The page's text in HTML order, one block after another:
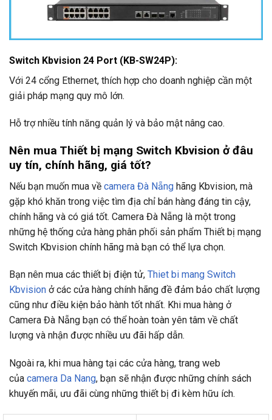
Switch Kbvision 24 Port (KB-SW24P):
Với 24 cổng Ethernet, thích hợp cho doanh nghiệp cần một
giải pháp mạng quy mô lớn.
Hỗ trợ nhiều tính năng quản lý và bảo mật nâng cao.
Nên mua Thiết bị mạng Switch Kbvision ở đâu
uy tín, chính hãng, giá tốt?
Nếu bạn muốn mua về camera Đà Nẵng hãng Kbvision, mà
gặp khó khăn trong việc tìm địa chỉ bán hàng đáng tin cậy,
chính hãng và có giá tốt. Camera Đà Nẵng là một trong
những hệ thống cửa hàng phân phối sản phẩm Thiết bị mạng
Switch Kbvision chính hãng mà bạn có thể lựa chọn.
Bạn nên mua các thiết bị điện tử, Thiet bi mang Switch
Kbvision ở các cửa hàng chính hãng đề đảm bảo chất lượng
cũng như điều kiện bảo hành tốt nhất. Khi mua hàng ở
Camera Đà Nẵng bạn có thể hoàn toàn yên tâm về chất
lượng và nhận được nhiều ưu đãi hấp dẫn.
Ngoài ra, khi mua hàng tại các cửa hàng, trang web
của camera Da Nang, bạn sẽ nhận được những chính sách
khuyến mãi, ưu đãi cùng những thiết bị đi kèm hữu ích.